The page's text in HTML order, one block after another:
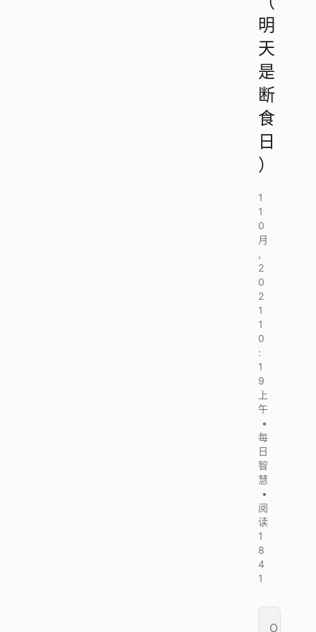
明
天
是
断
食
日
）
1
1
0
月
,
2
0
2
1
1
0
:
1
9
上
午
•
每
日
智
慧
•
阅
读
1
8
4
1
O